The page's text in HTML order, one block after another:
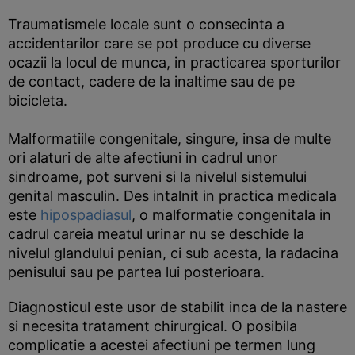
Traumatismele locale sunt o consecinta a
accidentarilor care se pot produce cu diverse
ocazii la locul de munca, in practicarea sporturilor
de contact, cadere de la inaltime sau de pe
bicicleta.
Malformatiile congenitale, singure, insa de multe
ori alaturi de alte afectiuni in cadrul unor
sindroame, pot surveni si la nivelul sistemului
genital masculin. Des intalnit in practica medicala
este hipospadiasul, o malformatie congenitala in
cadrul careia meatul urinar nu se deschide la
nivelul glandului penian, ci sub acesta, la radacina
penisului sau pe partea lui posterioara.
Diagnosticul este usor de stabilit inca de la nastere
si necesita tratament chirurgical. O posibila
complicatie a acestei afectiuni pe termen lung